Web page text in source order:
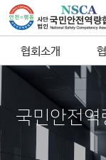
협회소개
국민안전